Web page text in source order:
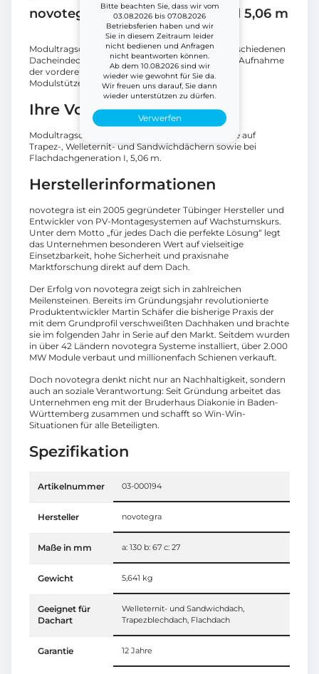
Bitte beachten Sie, dass wir vom
03.08.2026 bis 07.08.2026
Betriebsferien haben und wir
Sie in diesem Zeitraum leider
nicht bedienen und Anfragen
nicht beantworten können.
Ab dem 10.08.2026 sind wir
wieder wie gewohnt für Sie da.
Wir freuen uns darauf, Sie dann
wieder unterstützen zu dürfen.
Verwerfen
novotegra 03-000194 Basisprofil 5,06 m
Modultragschiene, flexibel einsetzbar auf den verschiedenen
Dacheindeckungsarten. Das Basisprofil dient zur Aufnahme
der vorderen Modulbefestiger bzw. der hinteren
Modulstützen für Aufständerungen ab 13 Grad.
Ihre Vorteile
Modultragschiene zur Aufständerung der Module auf
Trapez-, Welleternit- und Sandwichdächern sowie bei
Flachdachgeneration I, 5,06 m.
Herstellerinformationen
novotegra ist ein 2005 gegründeter Tübinger Hersteller und
Entwickler von PV-Montagesystemen auf Wachstumskurs.
Unter dem Motto „für jedes Dach die perfekte Lösung“ legt
das Unternehmen besonderen Wert auf vielseitige
Einsetzbarkeit, hohe Sicherheit und praxisnahe
Marktforschung direkt auf dem Dach.
Der Erfolg von novotegra zeigt sich in zahlreichen
Meilensteinen. Bereits im Gründungsjahr revolutionierte
Produktentwickler Martin Schäfer die bisherige Praxis der
mit dem Grundprofil verschweißten Dachhaken und brachte
sie im folgenden Jahr in Serie auf den Markt. Seitdem wurden
in über 42 Ländern novotegra Systeme installiert, über 2.000
MW Module verbaut und millionenfach Schienen verkauft.
Doch novotegra denkt nicht nur an Nachhaltigkeit, sondern
auch an soziale Verantwortung: Seit Gründung arbeitet das
Unternehmen eng mit der Bruderhaus Diakonie in Baden-
Württemberg zusammen und schafft so Win-Win-
Situationen für alle Beteiligten.
Spezifikation
Artikelnummer 03-000194
Hersteller novotegra
Maße in mm a: 130 b: 67 c: 27
Gewicht 5,641 kg
Geeignet für
Dachart
Welleternit- und Sandwichdach,
Trapezblechdach, Flachdach
Garantie 12 Jahre